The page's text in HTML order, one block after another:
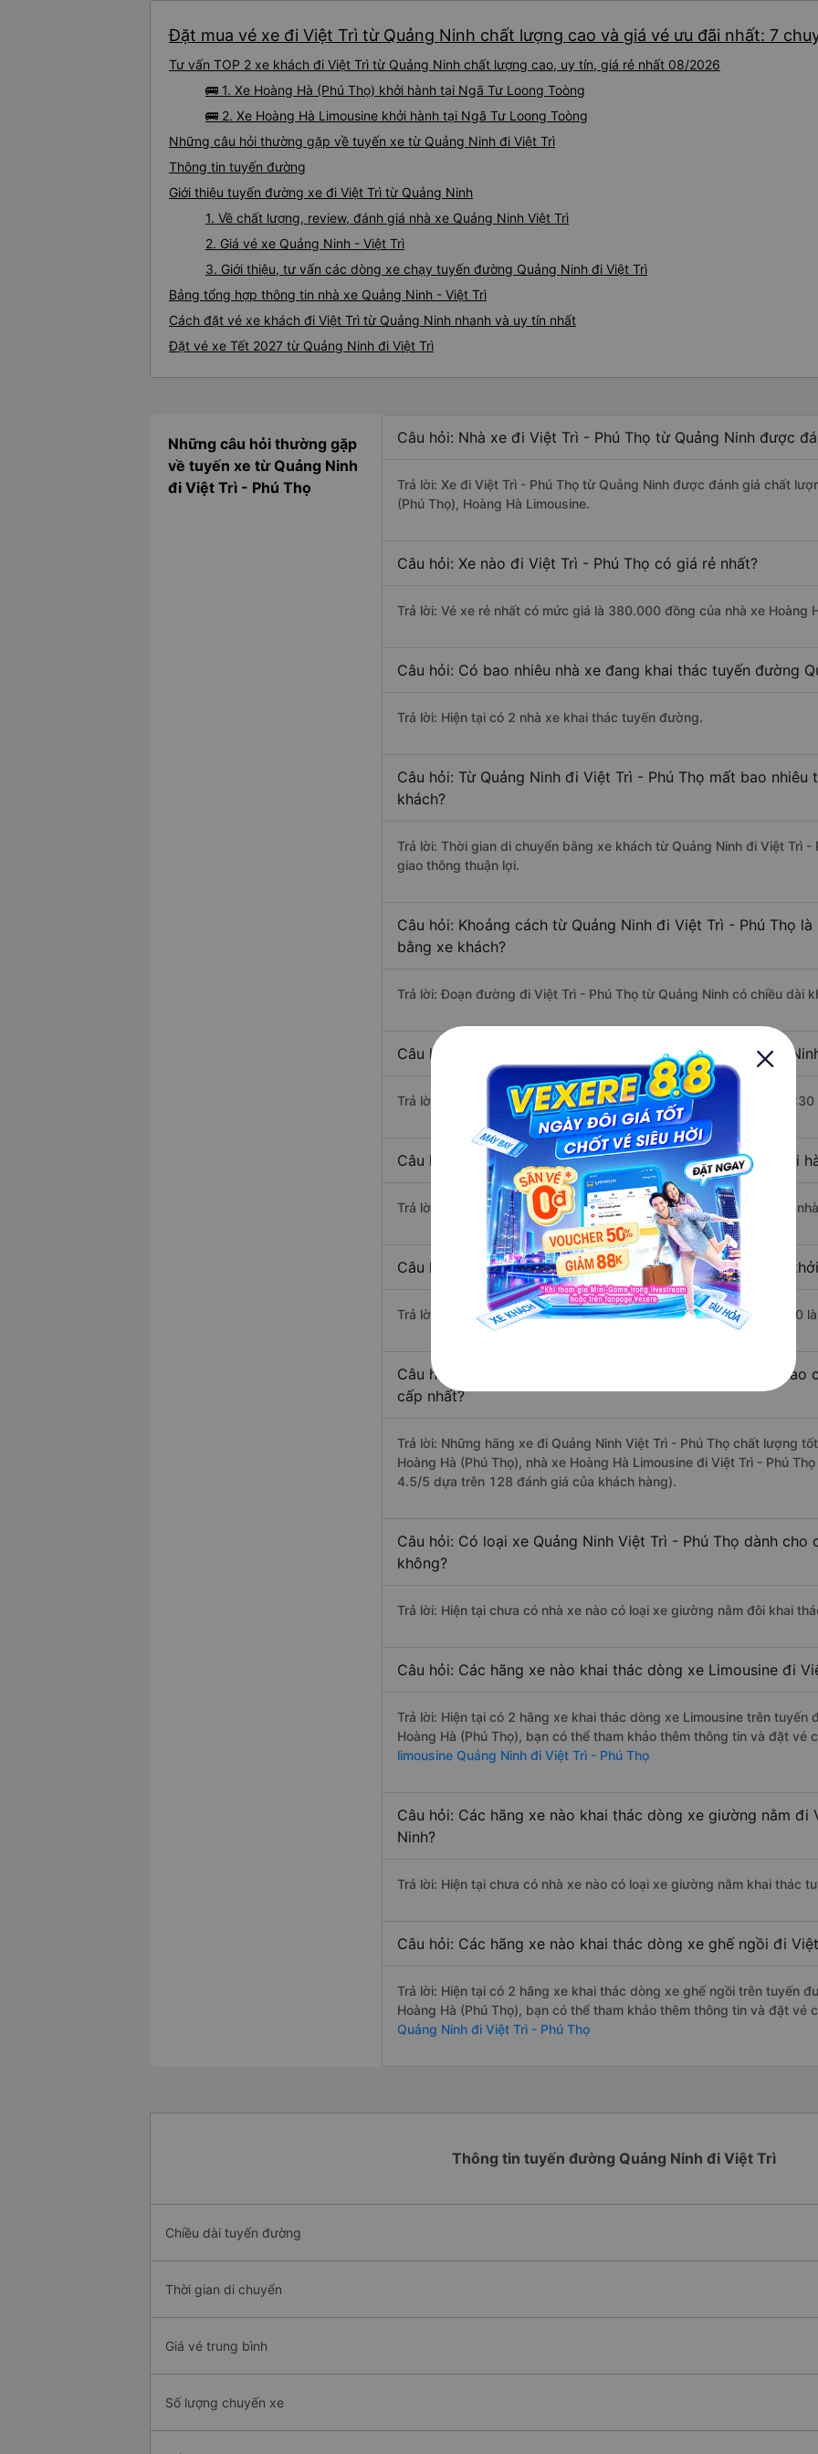
Đặt mua vé xe đi Việt Trì từ Quảng Ninh chất lượng cao và giá vé ưu đãi nhất: 7
Tư vấn TOP 2 xe khách đi Việt Trì từ Quảng Ninh chất lượng cao, uy tín, giá rẻ nhất 08/2026
🚌 1. Xe Hoàng Hà (Phú Thọ) khởi hành tại Ngã Tư Loong Toòng
🚌 2. Xe Hoàng Hà Limousine khởi hành tại Ngã Tư Loong Toòng
Những câu hỏi thường gặp về tuyến xe từ Quảng Ninh đi Việt Trì
Thông tin tuyến đường
Giới thiệu tuyến đường xe đi Việt Trì từ Quảng Ninh
1. Về chất lượng, review, đánh giá nhà xe Quảng Ninh Việt Trì
2. Giá vé xe Quảng Ninh - Việt Trì
3. Giới thiệu, tư vấn các dòng xe chạy tuyến đường Quảng Ninh đi Việt Trì
Bảng tổng hợp thông tin nhà xe Quảng Ninh - Việt Trì
Cách đặt vé xe khách đi Việt Trì từ Quảng Ninh nhanh và uy tín nhất
Đặt vé xe Tết 2027 từ Quảng Ninh đi Việt Trì
Những câu hỏi thường gặp
về tuyến xe từ Quảng Ninh
đi Việt Trì - Phú Thọ
Câu hỏi: Nhà xe đi Việt Trì - Phú Thọ từ Quảng Ninh được
Trả lời: Xe đi Việt Trì - Phú Thọ từ Quảng Ninh được đánh giá chất
(Phú Thọ), Hoàng Hà Limousine.
Câu hỏi: Xe nào đi Việt Trì - Phú Thọ có giá rẻ nhất?
Trả lời: Vé xe rẻ nhất có mức giá là 380.000 đồng của nhà xe Hoàng
Câu hỏi: Có bao nhiêu nhà xe đang khai thác tuyến đường
Trả lời: Hiện tại có 2 nhà xe khai thác tuyến đường.
Câu hỏi: Từ Quảng Ninh đi Việt Trì - Phú Thọ mất bao
khách?
Trả lời: Thời gian di chuyển bằng xe khách từ Quảng Ninh đi Việt Trì
giao thông thuận lợi.
Câu hỏi: Khoảng cách từ Quảng Ninh đi Việt Trì - Phú Thọ
bằng xe khách?
Trả lời: Đoạn đường đi Việt Trì - Phú Thọ từ Quảng Ninh có chiều dài
Câu hỏi: Mỗi ngày có bao nhiêu chuyến xe khách Quảng
Trả lời: Trung bình mỗi ngày có khoảng 7 chuyến xe bắt đầu từ
Câu hỏi: Nhà xe đi Quảng Ninh Việt Trì - Phú Thọ nào khởi
Trả lời: Chuyến xe có giờ xuất phát sớm nhất vào lúc 12:30 là của
Câu hỏi: Nhà xe đi Việt Trì - Phú Thọ từ Quảng Ninh nào
Trả lời: Chuyến xe có giờ xuất phát trễ (muộn) nhất là vào lúc 14:00
Câu hỏi: Review xe đi Việt Trì - Phú Thọ từ Quảng Ninh
cấp nhất?
Trả lời: Những hãng xe đi Quảng Ninh Việt Trì - Phú Thọ chất lượng
Hoàng Hà (Phú Thọ), nhà xe Hoàng Hà Limousine đi Việt Trì - Phú
4.5/5 dựa trên 128 đánh giá của khách hàng).
Câu hỏi: Có loại xe Quảng Ninh Việt Trì - Phú Thọ dành
không?
Trả lời: Hiện tại chưa có nhà xe nào có loại xe giường nằm đôi khai
Câu hỏi: Các hãng xe nào khai thác dòng xe Limousine đi
Trả lời: Hiện tại có 2 hãng xe khai thác dòng xe Limousine trên tuyến
Hoàng Hà (Phú Thọ), bạn có thể tham khảo thêm thông tin và đặt vé
limousine Quảng Ninh đi Việt Trì - Phú Thọ
Câu hỏi: Các hãng xe nào khai thác dòng xe giường nằm đi
Ninh?
Trả lời: Hiện tại chưa có nhà xe nào có loại xe giường nằm khai thác
Câu hỏi: Các hãng xe nào khai thác dòng xe ghế ngồi đi
Trả lời: Hiện tại có 2 hãng xe khai thác dòng xe ghế ngồi trên tuyến
Hoàng Hà (Phú Thọ), bạn có thể tham khảo thêm thông tin và đặt vé
Quảng Ninh đi Việt Trì - Phú Thọ
Thông tin tuyến đường Quảng Ninh đi Việt Trì
Chiều dài tuyến đường
Thời gian di chuyển
Giá vé trung bình
Số lượng chuyến xe